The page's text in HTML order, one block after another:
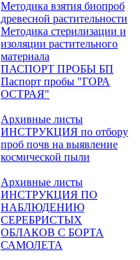
Методика взятия биопроб
древесной растительности
Методика стерилизации и
изоляции растительного
материала
ПАСПОРТ ПРОБЫ БП
Паспорт пробы "ГОРА
ОСТРАЯ"
Архивные листы
ИНСТРУКЦИЯ по отбору
проб почв на выявление
космической пыли
Архивные листы
ИНСТРУКЦИЯ ПО
НАБЛЮДЕНИЮ
СЕРЕБРИСТЫХ
ОБЛАКОВ С БОРТА
САМОЛЕТА